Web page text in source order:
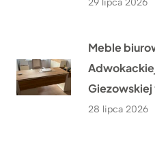
Meble
Giezowskiej
28 lipca 2026